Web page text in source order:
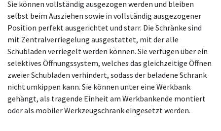
Sie können vollständig ausgezogen werden und bleiben
selbst beim Ausziehen sowie in vollständig ausgezogener
Position perfekt ausgerichtet und starr. Die Schränke sind
mit Zentralverriegelung ausgestattet, mit der alle
Schubladen verriegelt werden können. Sie verfügen über ein
selektives Öffnungssystem, welches das gleichzeitige Öffnen
zweier Schubladen verhindert, sodass der beladene Schrank
nicht umkippen kann. Sie können unter eine Werkbank
gehängt, als tragende Einheit am Werkbankende montiert
oder als mobiler Werkzeugschrank eingesetzt werden.